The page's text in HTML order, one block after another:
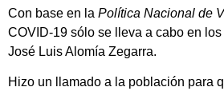
Con base en la Política Nacional de
COVID-19 sólo se lleva a cabo en
José Luis Alomía Zegarra.
Hizo un llamado a la población para